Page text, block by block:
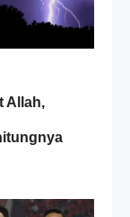
Allah,